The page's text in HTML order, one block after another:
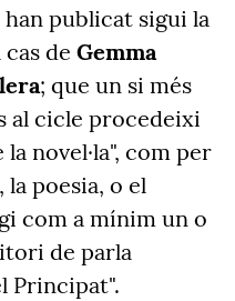
han publicat sigui la
de Gemma
; que un si més
al cicle procedeixi
novel·la", com per
la poesia, o el
com a mínim un o
de parla
Principat".